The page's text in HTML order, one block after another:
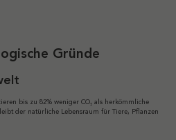
Gründe
bis zu 82% weniger CO₂ als herkömmliche
der natürliche Lebensraum für Tiere, Pflanzen